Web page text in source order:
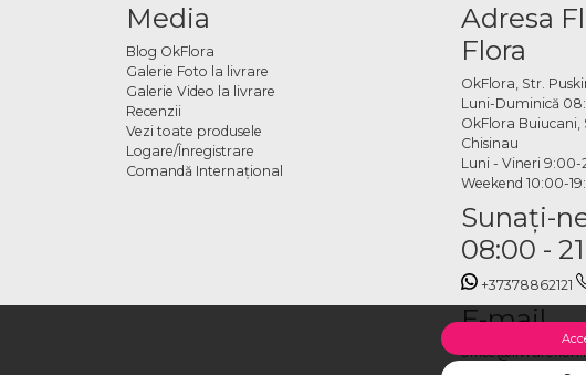
Media
Blog OkFlora
Galerie Foto la livrare
Galerie Video la livrare
Recenzii
Vezi toate produsele
Logare/Înregistrare
Comandă Internațional
Adresa
Flora
OkFlora, Str.
Luni-Duminică
OkFlora Buiucani,
Chisinau
Luni - Vineri
Weekend 10:00-
Sunaţi-
08:00 -
+37378862121
E-mail